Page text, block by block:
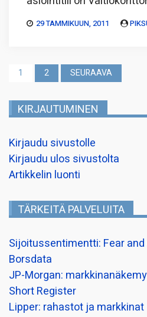
29 TAMMIKUUN, 2011
Artikkelien
sivutus
1 2 SEURAAVA
KIRJAUTUMINEN
Kirjaudu sivustolle
Kirjaudu ulos sivustolta
Artikkelin luonti
TÄRKEITÄ PALVELUITA
Sijoitussentimentti: Fear and
Borsdata
JP-Morgan:
Short Register
Lipper: rahastot ja markkinat